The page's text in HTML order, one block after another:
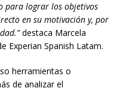
para lograr los objetivos
en su motivación y, por
destaca Marcela
Experian Spanish Latam.
herramientas o
de analizar el